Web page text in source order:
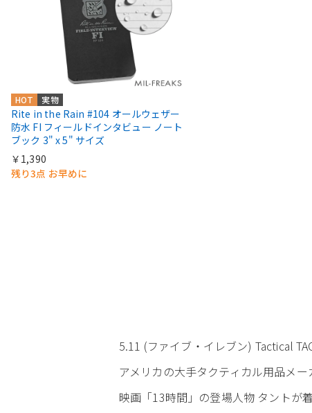
実物
HOT
Rite in the Rain #104 オールウェザー
防水 FI フィールドインタビュー ノート
ブック 3" x 5" サイズ
￥1,390
残り3点 お早めに
5.11 (ファイブ・イレブン) Tactical
アメリカの大手タクティカル用品メ
映画「13時間」の登場人物 タントが